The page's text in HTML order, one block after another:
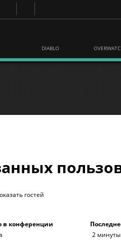
DIABLO
гостей
в конференции
2